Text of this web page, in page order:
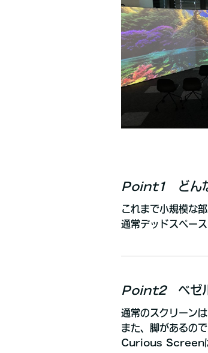
Point1 どん
これまで小規模な
通常デッドスペー
Point2ベゼル
通常のスクリーン
また、脚があるの
Curious Screenは